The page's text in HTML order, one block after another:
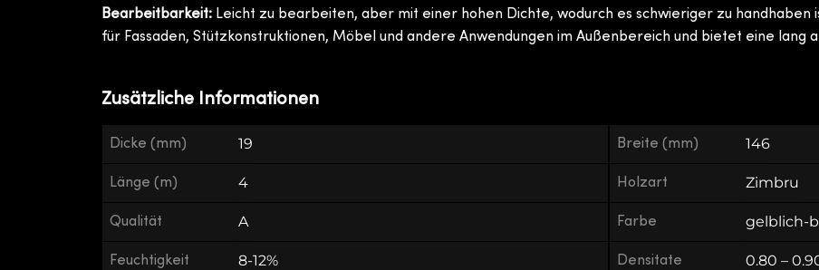
Bearbeitbarkeit: Leicht zu bearbeiten, aber mit einer hohen Dichte, wodurch es schwieriger zu handhaben
für Fassaden, Stützkonstruktionen, Möbel und andere Anwendungen im Außenbereich und bietet eine lang
Zusätzliche Informationen
Dicke (mm) 19 Breite (mm) 146
Länge (m) 4 Holzart Zimbru
Qualität A Farbe gelblich-
Feuchtigkeit 8-12% Densitate 0.80 –